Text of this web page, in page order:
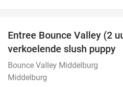
Entree Bounce Valley (2
verkoelende slush puppy
Bounce Valley Middelburg
Middelburg